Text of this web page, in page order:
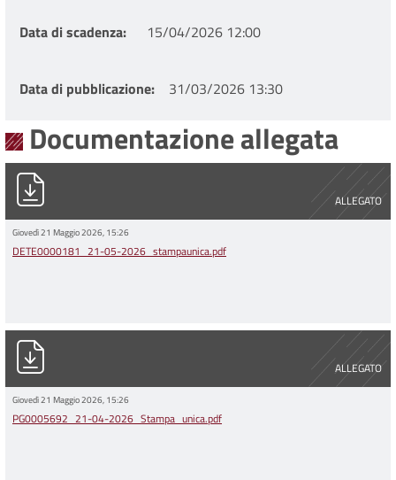
Data di scadenza 15/04/2026 12:00
Data di pubblicazione 31/03/2026 13:30
Documentazione allegata
ALLEGATO
DETE0000181_21-05-2026_stampaunica.pdf
Giovedì 21 Maggio 2026, 15:26
DETE0000181_21-05-2026_stampaunica.pdf
ALLEGATO
PG0005692_21-04-2026_Stampa_unica.pdf
Giovedì 21 Maggio 2026, 15:26
PG0005692_21-04-2026_Stampa_unica.pdf